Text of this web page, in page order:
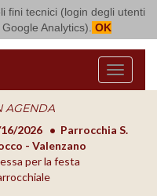
fini tecnici (login degli utenti
Analytics). OK
Bitonto
Menu
AGENDA
2026
Parrocchia S.
- Valenzano
per la festa